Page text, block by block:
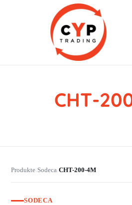
CYP Trading
Professionelle Ersatzteilbeschaffung
CHT-
Produkte›Sodeca›CHT-200-4M
SODECA